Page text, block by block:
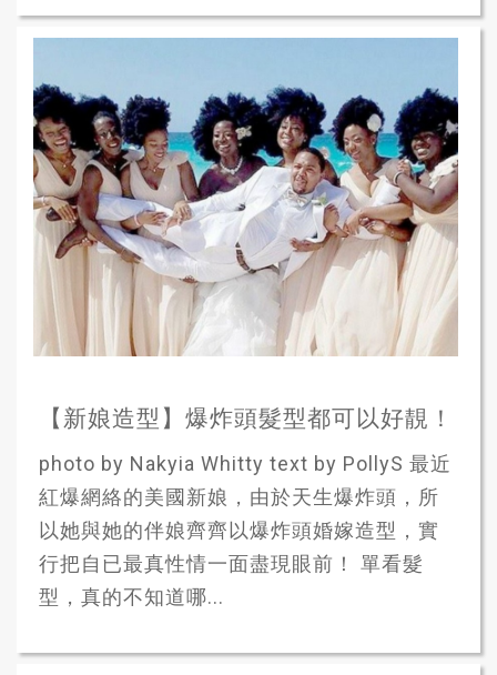
【新娘造型】爆炸頭髮型都可以好靚！
photo by Nakyia Whitty text by PollyS 最近
紅爆網絡的美國新娘，由於天生爆炸頭，所
以她與她的伴娘齊齊以爆炸頭婚嫁造型，實
行把自已最真性情一面盡現眼前！ 單看髮
型，真的不知道哪...